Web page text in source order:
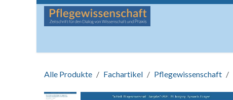
Zum Inhalt springen
Alle Produkte Fachartikel Pflegewissenschaft